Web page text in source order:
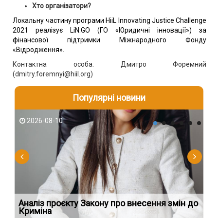
Хто організатори?
Локальну частину програми HiiL Innovating Justice Challenge
2021 реалізує LiN:GO (ГО «Юридичні інновації») за
фінансової підтримки Міжнародного Фонду
«Відродження».
Контактна особа: Дмитро Форемний
(dmitry.foremnyi@hiil.org)
Популярні новини
2026-08-10
Аналіз проєкту Закону про внесення змін до
Криміна